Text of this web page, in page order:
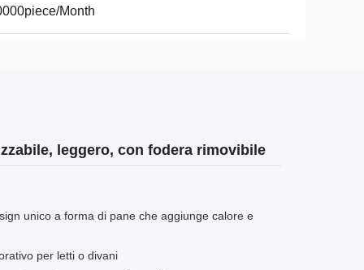
Month
leggero, con fodera rimovibile
unico a forma di pane che aggiunge calore e
per letti o divani